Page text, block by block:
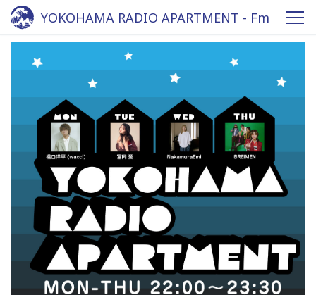
YOKOHAMA RADIO APARTMENT - Fm
yokohama 84.7